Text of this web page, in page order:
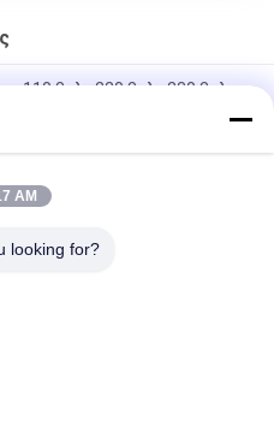
110 βολτ 220 βολτ 230 βολτ
230V δύναμης βενζίνης
φορητά εργαλεία δύναμης
AM
looking for?